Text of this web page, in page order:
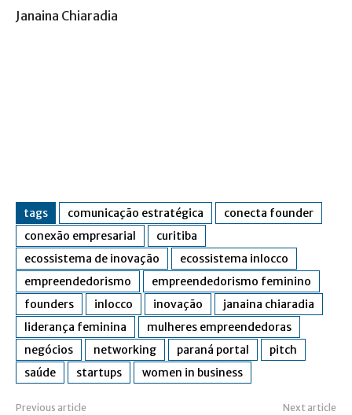
Janaina Chiaradia
tags comunicação estratégica
conecta founder
conexão empresarial
curitiba
ecossistema de inovação
ecossistema inlocco
empreendedorismo
empreendedorismo feminino
founders
inlocco inovação
janaina chiaradia
liderança feminina
mulheres empreendedoras
negócios
networking paraná portal
pitch
saúde
startups women in business
Previous article Next article